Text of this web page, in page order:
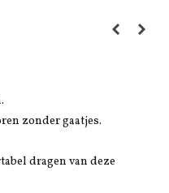
zonder gaatjes.
dragen van deze